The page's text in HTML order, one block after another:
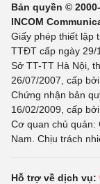
Bản quyền ©
INCOM
Giấy phép thiết lập
TTĐT cấp ngày 29/
Sở TT-TT Hà Nội,
26/07/2007, cấp
Chứng nhận bản
16/02/2009, cấp
Cơ quan chủ quản:
Nam. Chịu trách
Hỗ trợ về dịch vụ: